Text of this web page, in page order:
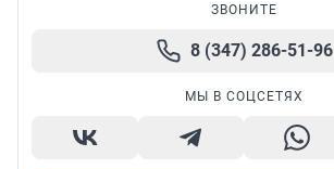
ЗВОНИТЕ
8 (347) 286-51-96
МЫ В СОЦСЕТЯХ